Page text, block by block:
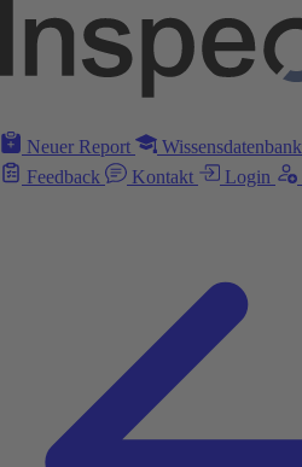
Neuer Report Wissensdatenbank
Feedback
Kontakt Login